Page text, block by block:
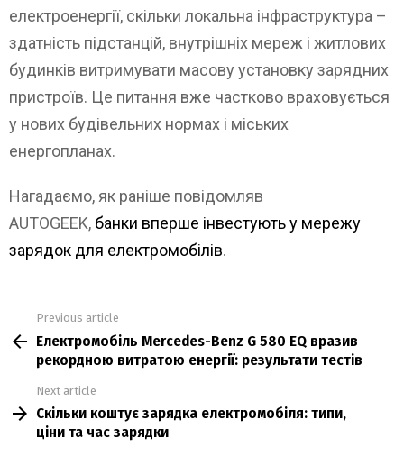
електроенергії, скільки локальна інфраструктура –
здатність підстанцій, внутрішніх мереж і житлових
будинків витримувати масову установку зарядних
пристроїв. Це питання вже частково враховується
у нових будівельних нормах і міських
енергопланах.
Нагадаємо, як раніше повідомляв
AUTOGEEK, банки вперше інвестують у мережу
зарядок для електромобілів.
more
Previous article
Електромобіль Mercedes-Benz G 580 EQ вразив
рекордною витратою енергії: результати тестів
Next article
Скільки коштує зарядка електромобіля: типи,
ціни та час зарядки